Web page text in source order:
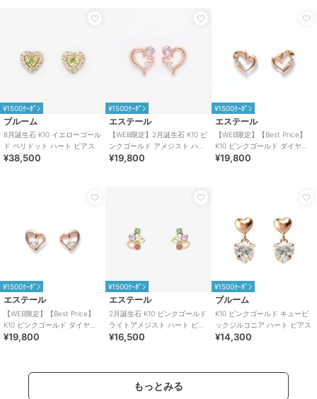
¥1500ｸｰﾎﾟﾝ
ブルーム
8月誕生石 K10 イエローゴール
ド ペリドット ハート ピアス
¥38,500
¥1500ｸｰﾎﾟﾝ
エステール
【WEB限定】2月誕生石 K10 ピ
ンクゴールド アメジスト ハー
ト ピアス
¥19,800
¥1500ｸｰﾎﾟﾝ
エステール
【WEB限定】【Best Price】
K10 ピンクゴールド ダイヤモ
ンド ハート ピアス
¥19,800
¥1500ｸｰﾎﾟﾝ
エステール
【WEB限定】【Best Price】
K10 ピンクゴールド ダイヤモ
ンド ハート ピアス
¥19,800
¥1500ｸｰﾎﾟﾝ
エステール
2月誕生石 K10 ピンクゴールド
ライトアメジスト ハート ピア
ス
¥16,500
¥1500ｸｰﾎﾟﾝ
ブルーム
K10 ピンクゴールド キュービ
ックジルコニア ハート ピアス
¥14,300
もっとみる